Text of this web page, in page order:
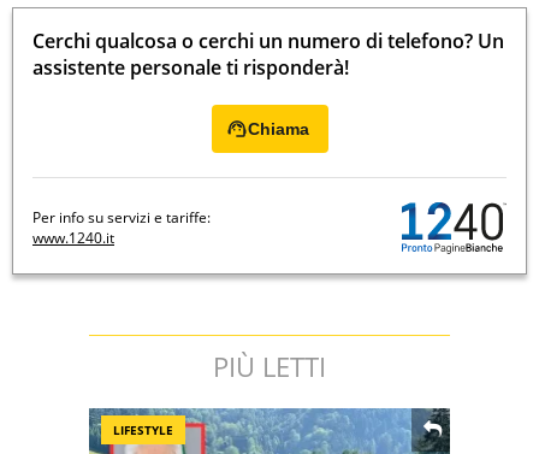
Cerchi qualcosa o cerchi un numero di telefono? Un
assistente personale ti risponderà!
Chiama
Per info su servizi e tariffe:
www.1240.it
PIÙ LETTI
LIFESTYLE